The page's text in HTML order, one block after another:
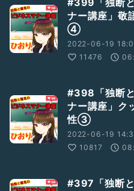
#399「独断
ナー講座」敬
④
2022-06-19
11476
#398「独断
ナー講座」ク
性③
2022-06-19
10817
#397「独断